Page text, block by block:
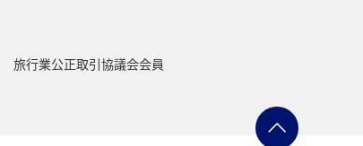
旅行業公正取引協議会会員